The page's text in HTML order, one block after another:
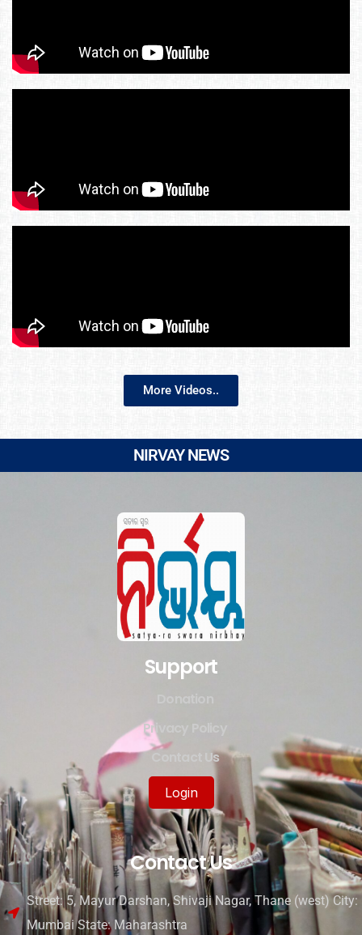
More Videos..
NIRVAY NEWS
Support
Privacy Policy
Contact Us
Login
Contact Us
Street: 5, Mayur Darshan, Shivaji Nagar, Thane (west) City:
Mumbai State: Maharashtra